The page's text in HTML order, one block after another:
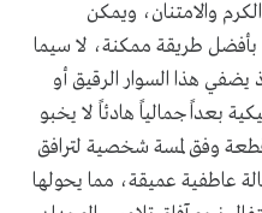
والامتنان، ويمكن
طريقة ممكنة، لا سيما
يضفي هذا السوار الرقيق أو
بعداً جمالياً هادئاً لا يخبو
وفق لمسة شخصية لترافق
عاطفية عميقة، مما يحولها